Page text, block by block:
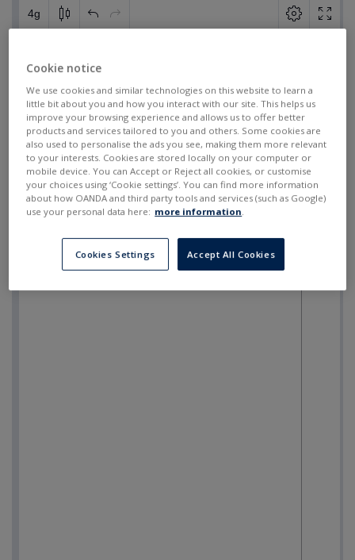
Cookie notice
We use cookies and similar technologies on this website to learn a
little bit about you and how you interact with our site. This helps us
improve your browsing experience and allows us to offer better
products and services tailored to you and others. Some cookies are
also used to personalise the ads you see, making them more relevant
to your interests. Cookies are stored locally on your computer or
mobile device. You can Accept or Reject all cookies, or customise
your choices using ‘Cookie settings’. You can find more information
about how OANDA and third party tools and services (such as Google)
use your personal data here: more information
Cookies Settings Accept All Cookies